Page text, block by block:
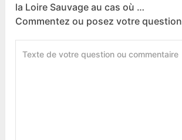
la Loire Sauvage au cas où …
Commentez ou posez votre question